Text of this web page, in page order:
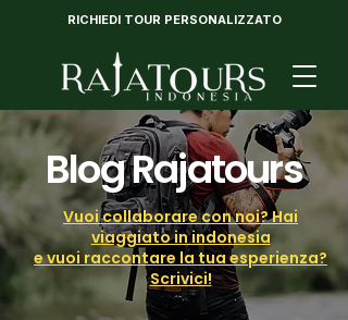
RICHIEDI TOUR PERSONALIZZATO
Blog Rajatours
Vuoi collaborare con noi? Hai
viaggiato in indonesia
e vuoi raccontare la tua esperienza?
Scrivici!